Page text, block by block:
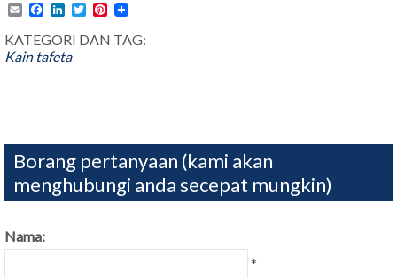
EmailFacebook
LinkedIn
TwitterPinterest
KATEGORI DAN TAG:
Kain tafeta
Borang pertanyaan (kami akan
menghubungi anda secepat mungkin)
Nama:
*